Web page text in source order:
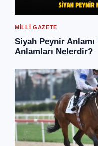
MILLI GAZETE
Siyah Peynir
Anlamları Nelerdir?